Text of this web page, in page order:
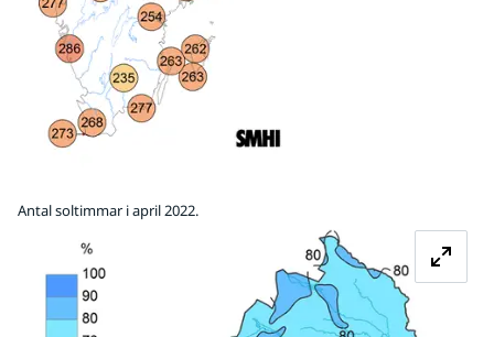
Antal soltimmar i april 2022.